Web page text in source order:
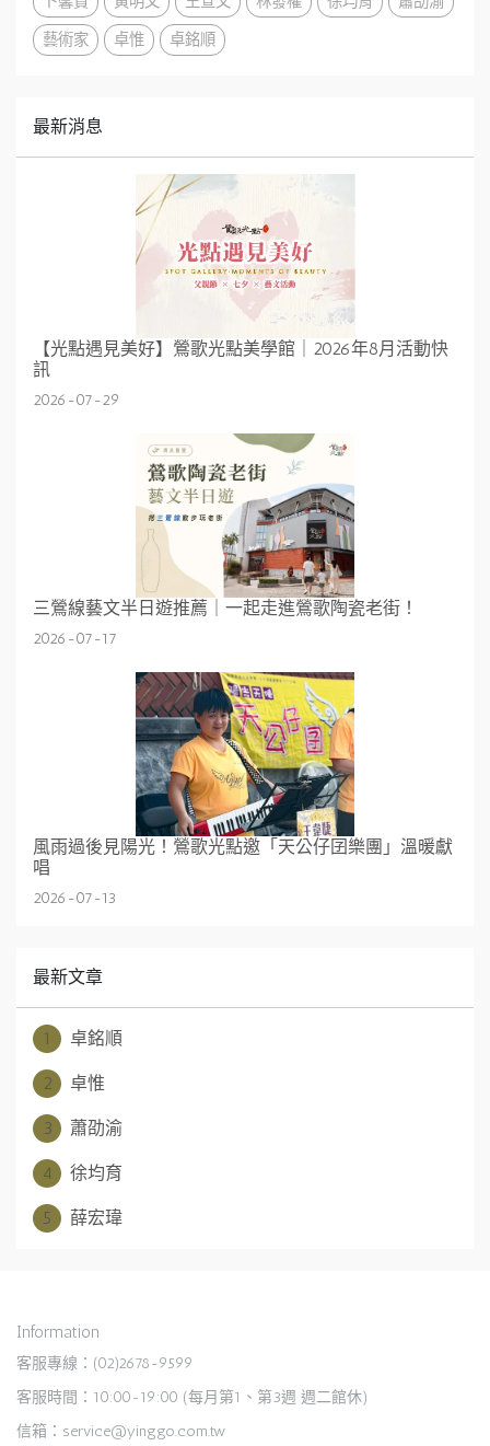
藝術家
卓惟 卓銘順
最新消息
【光點遇見美好】鶯歌光點美學館｜2026年8月活動快
訊
2026-07-29
三鶯線藝文半日遊推薦｜一起走進鶯歌陶瓷老街！
2026-07-17
風雨過後見陽光！鶯歌光點邀「天公仔囝樂團」溫暖獻
唱
2026-07-13
最新文章
1 卓銘順
2 卓惟
3 蕭劭渝
4 徐均育
5 薛宏瑋
Information
客服專線：(02)2678-9599
客服時間：10:00-19:00 (每月第1、第3週 週二館休)
信箱：service@yinggo.com.tw